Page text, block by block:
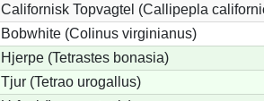
Californisk Topvagtel (Callipepla
Bobwhite (Colinus virginianus)
Hjerpe (Tetrastes bonasia)
Tjur (Tetrao urogallus)